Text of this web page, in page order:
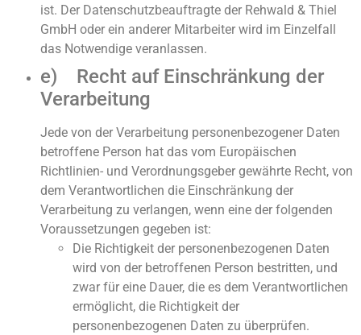
ist. Der Datenschutzbeauftragte der Rehwald & Thiel
GmbH oder ein anderer Mitarbeiter wird im Einzelfall
das Notwendige veranlassen.
e) Recht auf Einschränkung der
Verarbeitung
Jede von der Verarbeitung personenbezogener Daten
betroffene Person hat das vom Europäischen
Richtlinien- und Verordnungsgeber gewährte Recht, von
dem Verantwortlichen die Einschränkung der
Verarbeitung zu verlangen, wenn eine der folgenden
Voraussetzungen gegeben ist:
Die Richtigkeit der personenbezogenen Daten
wird von der betroffenen Person bestritten, und
zwar für eine Dauer, die es dem Verantwortlichen
ermöglicht, die Richtigkeit der
personenbezogenen Daten zu überprüfen.